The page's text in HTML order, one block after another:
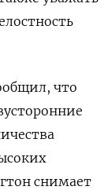
что
снимает